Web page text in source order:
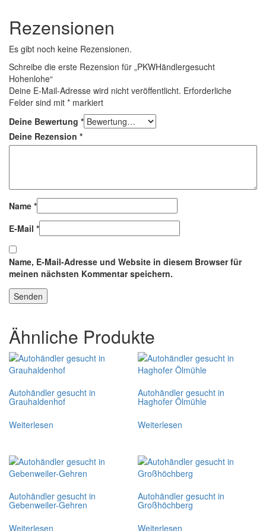
Rezensionen
Es gibt noch keine Rezensionen.
Schreibe die erste Rezension für „PKWHändlergesucht
Hohenlohe“
Deine E-Mail-Adresse wird nicht veröffentlicht. Erforderliche
Felder sind mit * markiert
Deine Bewertung *
Deine Rezension *
Name *
E-Mail *
Name, E-Mail-Adresse und Website in diesem Browser für
meinen nächsten Kommentar speichern.
Ähnliche Produkte
Autohändler gesucht in
Grauhaldenhof
Weiterlesen
Autohändler gesucht in
Haghofer Ölmühle
Weiterlesen
Autohändler gesucht in
Gebenweiler-Gehren
Weiterlesen
Autohändler gesucht in
Großhöchberg
Weiterlesen